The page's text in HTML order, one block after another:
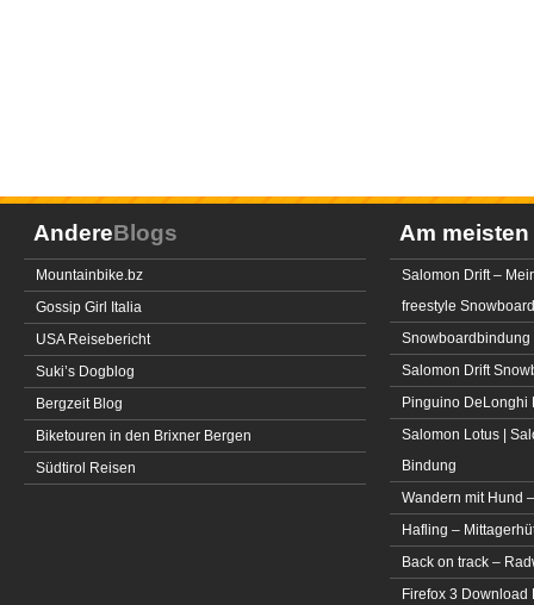
AndereBlogs
Mountainbike.bz
Gossip Girl Italia
USA Reisebericht
Suki’s Dogblog
Bergzeit Blog
Biketouren in den Brixner Bergen
Südtirol Reisen
Am meisten
Salomon Drift –
freestyle Snowboard
Snowboardbindung
Salomon Drift
Pinguino DeLonghi
Salomon Lotus |
Bindung
Wandern mit Hund
Hafling –
Back on track –
Firefox 3 Download